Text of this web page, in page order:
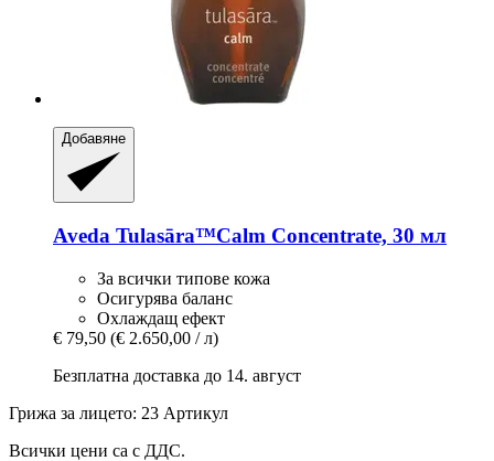
Добавяне
Aveda Tulasāra™Calm Concentrate, 30 мл
За всички типове кожа
Осигурява баланс
Охлаждащ ефект
€ 79,50 (€ 2.650,00 / л)
Безплатна доставка до 14. август
Грижа за лицето: 23 Артикул
Всички цени са с ДДС.